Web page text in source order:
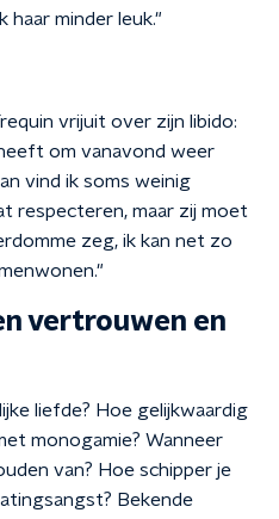
haar minder leuk."
vrijuit over zijn libido:
om vanavond weer
vind ik soms weinig
respecteren, maar zij moet
zeg, ik kan net zo
vertrouwen en
liefde? Hoe gelijkwaardig
monogamie? Wanneer
van? Hoe schipper je
Bekende